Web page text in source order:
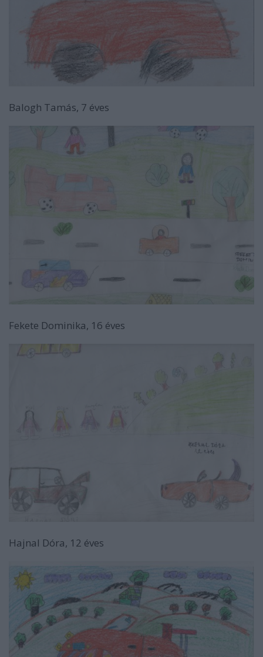
Balogh Tamás, 7 éves
Fekete Dominika, 16 éves
Hajnal Dóra, 12 éves